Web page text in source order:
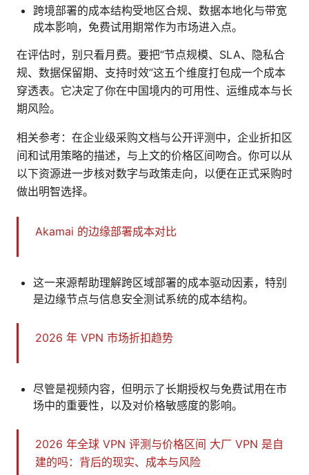
跨境部署的成本结构受地区合规、数据本地化与带宽
成本影响，免费试用期常作为市场进入点。
在评估时，别只看月费。要把“节点规模、SLA、隐私合
规、数据保留期、支持时效”这五个维度打包成一个成本
穿透表。它决定了你在中国境内的可用性、运维成本与长
期风险。
相关参考：在企业级采购文档与公开评测中，企业折扣区
间和试用策略的描述，与上文的价格区间吻合。你可以从
以下资源进一步核对数字与政策走向，以便在正式采购时
做出明智选择。
Akamai 的边缘部署成本对比
这一来源帮助理解跨区域部署的成本驱动因素，特别
是边缘节点与信息安全测试系统的成本结构。
2026 年 VPN 市场折扣趋势
尽管是视频内容，但明示了长期授权与免费试用在市
场中的重要性，以及对价格敏感度的影响。
2026 年全球 VPN 评测与价格区间 大厂 VPN 是自
建的吗：背后的现实、成本与风险